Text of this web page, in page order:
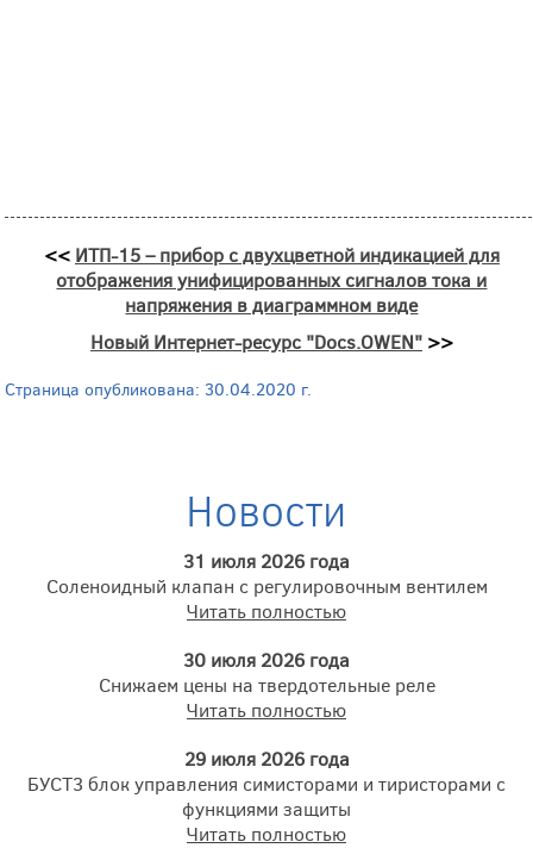
<< ИТП-15 – прибор с двухцветной индикацией для
отображения унифицированных сигналов тока и
напряжения в диаграммном виде
Новый Интернет-ресурс "Docs.OWEN">>
Страница опубликована: 30.04.2020 г.
Новости
31 июля 2026 года
Соленоидный клапан с регулировочным вентилем
Читать полностью
30 июля 2026 года
Снижаем цены на твердотельные реле
Читать полностью
29 июля 2026 года
БУСТ3 блок управления симисторами и тиристорами с
функциями защиты
Читать полностью